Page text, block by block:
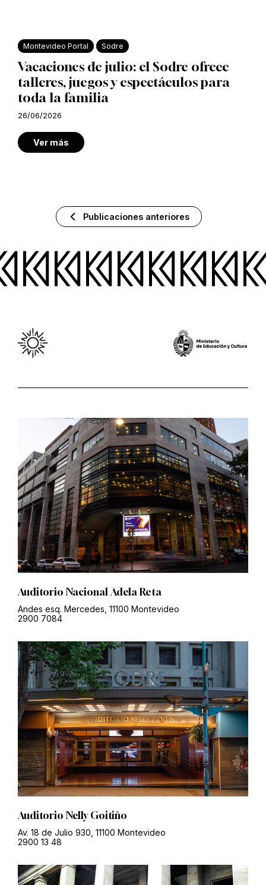
Montevideo Portal Sodre
Vacaciones de julio: el Sodre ofrece
talleres, juegos y espectáculos para
toda la familia
26/06/2026
Ver más
Publicaciones anteriores
Auditorio Nacional Adela Reta
Andes esq. Mercedes, 11100 Montevideo
2900 7084
Auditorio Nelly Goitiño
Av. 18 de Julio 930, 11100 Montevideo
2900 13 48